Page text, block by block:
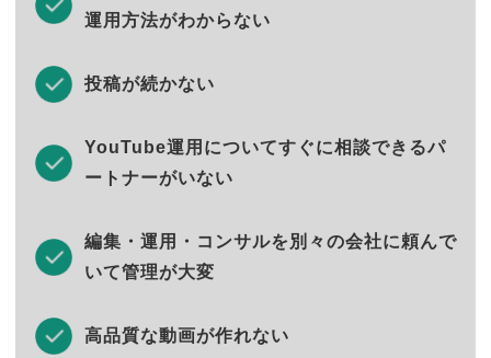
運用方法がわからない
投稿が続かない
YouTube運用についてすぐに相談できるパ
ートナーがいない
編集・運用・コンサルを別々の会社に頼んで
いて管理が大変
高品質な動画が作れない